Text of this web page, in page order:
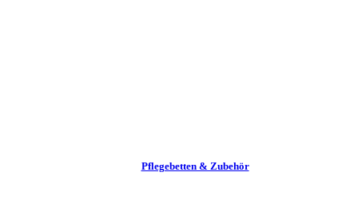
Pflege­betten & Zubehör